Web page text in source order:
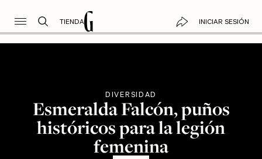
TIENDA INICIAR SESIÓN
DIVERSIDAD
Esmeralda Falcón, puños
históricos para la legión
femenina